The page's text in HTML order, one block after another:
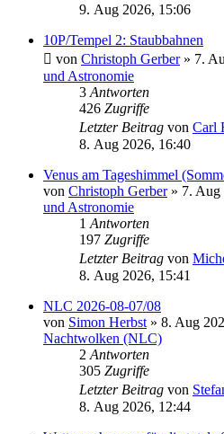
9. Aug 2026, 15:06
10P/Tempel 2: Staubbahnen
von Christoph Gerber» 7.
und Astronomie
3 Antworten
426 Zugriffe
Letzter Beitrag von Carl
8. Aug 2026, 16:40
Venus am Tageshimmel
von Christoph Gerber» 7. Aug
und Astronomie
1 Antworten
197 Zugriffe
Letzter Beitrag von
8. Aug 2026, 15:41
NLC 2026-08-07/08
von Simon Herbst » 8. Aug
Nachtwolken (NLC)
2 Antworten
305 Zugriffe
Letzter Beitrag von
8. Aug 2026, 12:44